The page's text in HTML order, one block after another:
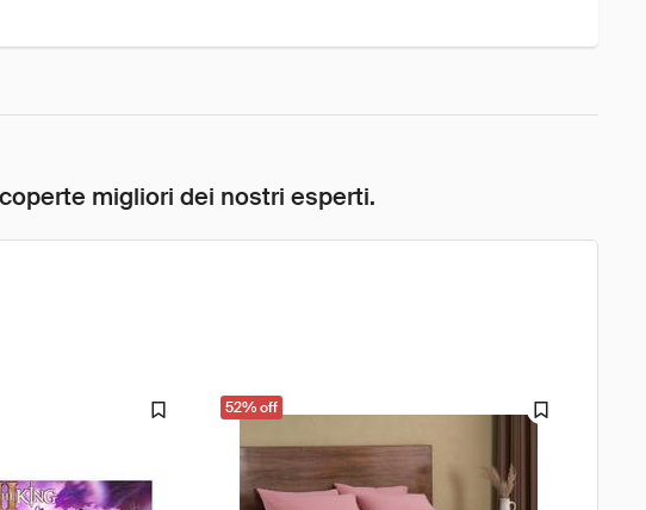
migliori dei nostri esperti.
52% off